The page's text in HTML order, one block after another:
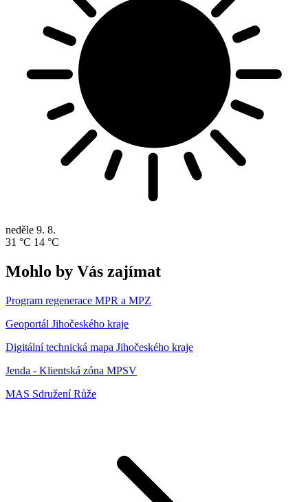
neděle 9. 8.
31 °C 14 °C
Mohlo by Vás zajímat
Program regenerace MPR a MPZ
Geoportál Jihočeského kraje
Digitální technická mapa Jihočeského kraje
Jenda - Klientská zóna MPSV
MAS Sdružení Růže